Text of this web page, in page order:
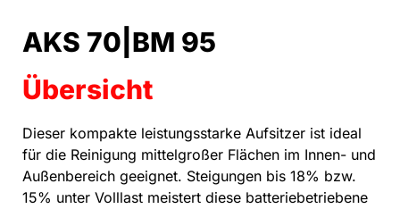
AKS 70|BM 95
Übersicht
Dieser kompakte leistungsstarke Aufsitzer ist ideal
für die Reinigung mittelgroßer Flächen im Innen- und
Außenbereich geeignet. Steigungen bis 18% bzw.
15% unter Volllast meistert diese batteriebetriebene